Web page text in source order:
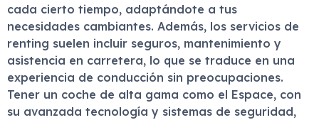
cada cierto tiempo, adaptándote a tus
necesidades cambiantes. Además, los servicios de
renting suelen incluir seguros, mantenimiento y
asistencia en carretera, lo que se traduce en una
experiencia de conducción sin preocupaciones.
Tener un coche de alta gama como el Espace, con
su avanzada tecnología y sistemas de seguridad,